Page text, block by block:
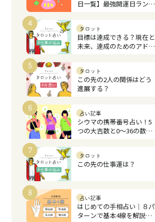
日一覧】最強開運日ランキ
4
タロット
目標は達成できる？現在と
未来、達成のためのアドバ
5
タロット
この先の2人の関係はどう
進展する？
6
占い記事
シウマの携帯番号占い！5
つの大吉数と0～36の数字
7
タロット
この先の仕事運は？
8
占い記事
はじめての手相占い｜８パ
ターンで基本4線を解説！